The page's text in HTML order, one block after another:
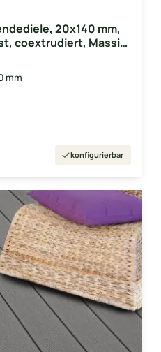
20x140 mm,
coextrudiert, Massiv,
mm
konfigurierbar